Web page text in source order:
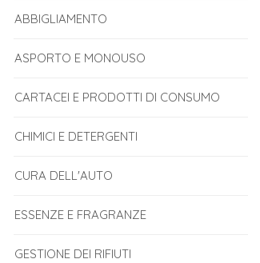
ABBIGLIAMENTO
ASPORTO E MONOUSO
CARTACEI E PRODOTTI DI CONSUMO
CHIMICI E DETERGENTI
CURA DELL'AUTO
ESSENZE E FRAGRANZE
GESTIONE DEI RIFIUTI